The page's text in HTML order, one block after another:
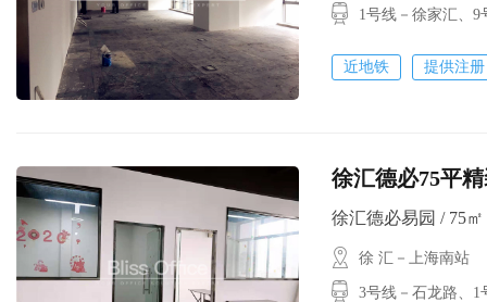
1号线－徐家汇、9
近地铁 提供注册
徐汇德必75平
徐汇德必易园 / 75㎡
徐 汇－上海南站
3号线－石龙路、1